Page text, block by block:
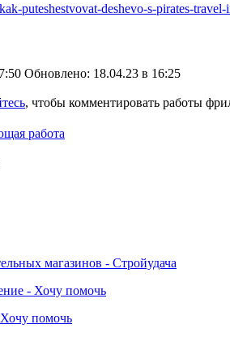
puteshestvovat-deshevo-s-pirates-
Обновлено: 18.04.23 в 16:25
, чтобы комментировать работы
работа
магазинов - Стройудача
- Хочу помочь
помочь